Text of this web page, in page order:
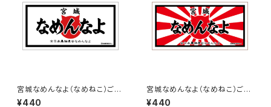
宮城なめんなよ（なめねこ）ご当
地ステッカー B-3
¥440
宮城なめんなよ（なめねこ）ご当
地ステッカー B-4
¥440